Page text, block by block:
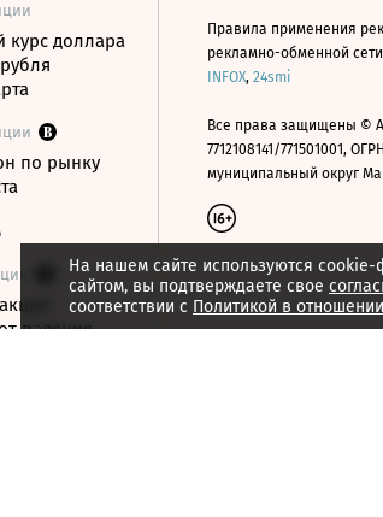
курс доллара
по рынку
падения
На нашем сайте используются
сайтом, вы подтверждаете свое
соответствии с Политикой в
Правила применения
рекламно-обменной
INFOX, 24smi
Все права защищены ©
7712108141/771501001,
муниципальный округ